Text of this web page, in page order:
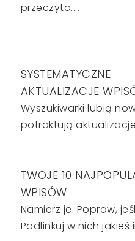
przeczyta....
AKTUALIZACJE
Wyszukiwarki lubią
potraktują
TWOJE 10
WPISÓW
Namierz je. Popraw,
Podlinkuj w nich jakieś